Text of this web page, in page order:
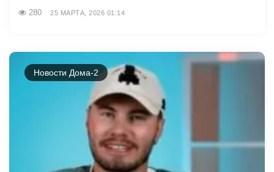
280 25 МАРТА, 2026 01:14
Новости Дома-2